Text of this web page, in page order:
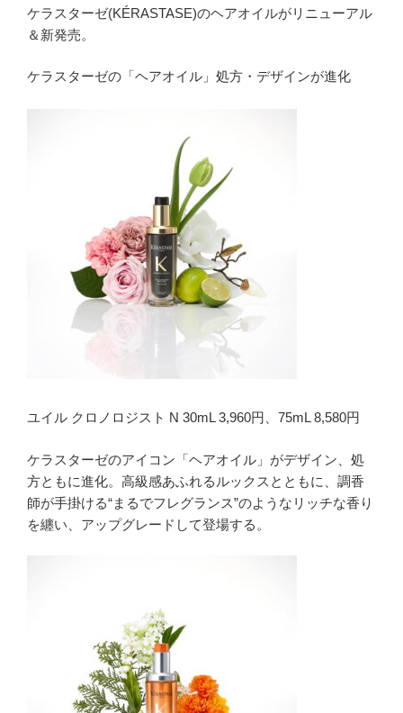
ケラスターゼ(KÉRASTASE)のヘアオイルがリニューアル
＆新発売。
ケラスターゼの「ヘアオイル」処方・デザインが進化
ユイル クロノロジスト N 30mL 3,960円、75mL 8,580円
ケラスターゼのアイコン「ヘアオイル」がデザイン、処
方ともに進化。高級感あふれるルックスとともに、調香
師が手掛ける“まるでフレグランス”のようなリッチな香り
を纏い、アップグレードして登場する。